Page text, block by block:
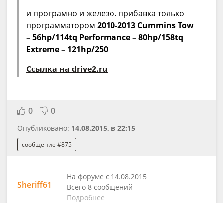
и програмно и железо. прибавка только
программатором 2010-2013 CumminsTow
– 56hp/114tq Performance – 80hp/158tq
Extreme – 121hp/250
Ссылка на drive2.ru
0 0
Опубликовано: 14.08.2015, в 22:15
сообщение #875
Sheriff61
На форуме с 14.08.2015
Всего 8 сообщений
Подробнее